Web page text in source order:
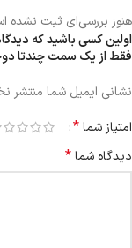
هنوز بررسی‌ای ثبت نشده
اولین کسی باشید که
فقط از یک سمت چندتا دوخت داره کد
نشانی ایمیل شما منتشر
امتیاز شما*
دیدگاه شما*